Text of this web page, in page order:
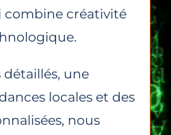
combine créativité
détaillés, une
locales et des
nous